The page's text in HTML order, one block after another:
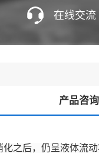
在线交流
产品咨询
化之后，仍呈液体流